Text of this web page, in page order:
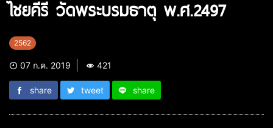
ไชยคีรี วัดพระบรมธาตุ พ.ศ.2497
2562
07 ก.ค. 2019 421
share tweet share